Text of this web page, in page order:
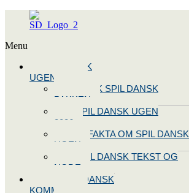
Menu
SPIL DANSK
UGEN 2026
BOOK SPIL DANSK
PAKKEN
SPIL DANSK UGEN
2026
10 FAKTA OM SPIL DANSK
UGEN
SPIL DANSK TEKST OG
NODE
BLIV SPIL DANSK
KOMMUNE